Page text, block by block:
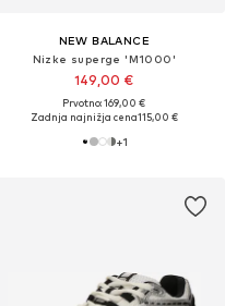
NEW BALANCE
Nizke superge 'M1000'
149,00 €
Prvotno: 169,00 €
Zadnja najnižja cena115,00 €
+1